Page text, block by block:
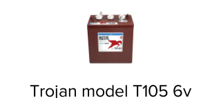
Trojan model T105 6v